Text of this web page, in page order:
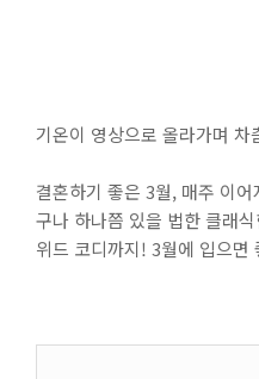
기온이 영상으로 올라가며
결혼하기 좋은 3월, 매주 이
구나 하나쯤 있을 법한 클래
위드 코디까지! 3월에 입으면